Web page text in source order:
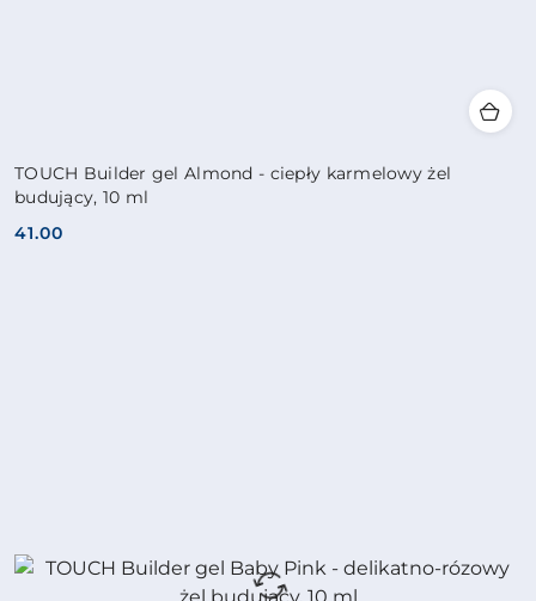
TOUCH Builder gel Almond - ciepły karmelowy żel
budujący, 10 ml
Cena:
41.00